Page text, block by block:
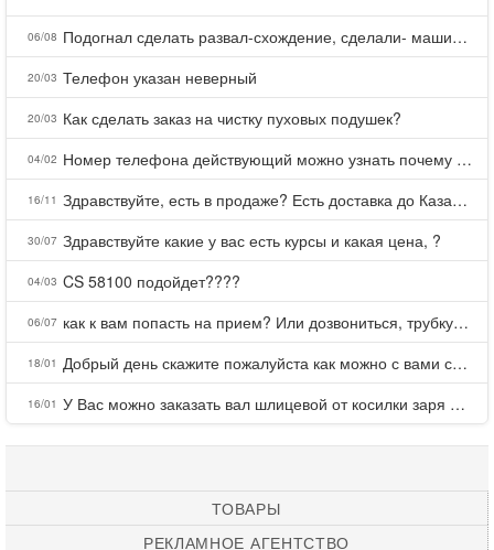
06/08 Подогнал сделать развал-схождение, сделали- машина уходит на право и колеса проверил все хорошо с атмосферами ужас как можно делать авто, не ужели не берегут свою репутацию, не советую.
20/03 Телефон указан неверный
20/03 Как сделать заказ на чистку пуховых подушек?
04/02 Номер телефона действующий можно узнать почему номер неправельный
16/11 Здравствуйте, есть в продаже? Есть доставка до Казани?
30/07 Здравствуйте какие у вас есть курсы и какая цена, ?
04/03 CS 58100 подойдет????
06/07 как к вам попасть на прием? Или дозвониться, трубку не берете.
18/01 Добрый день скажите пожалуйста как можно с вами связаться . Телефон не отвечает .Заказала кухню в тц Хороший есть претензии а менеджер контактов не дает .Что делать?
16/01 У Вас можно заказать вал шлицевой от косилки заря для мтз, который соединяет мотоблок с косилкой.?
ТОВАРЫ
РЕКЛАМНОЕ АГЕНТСТВО